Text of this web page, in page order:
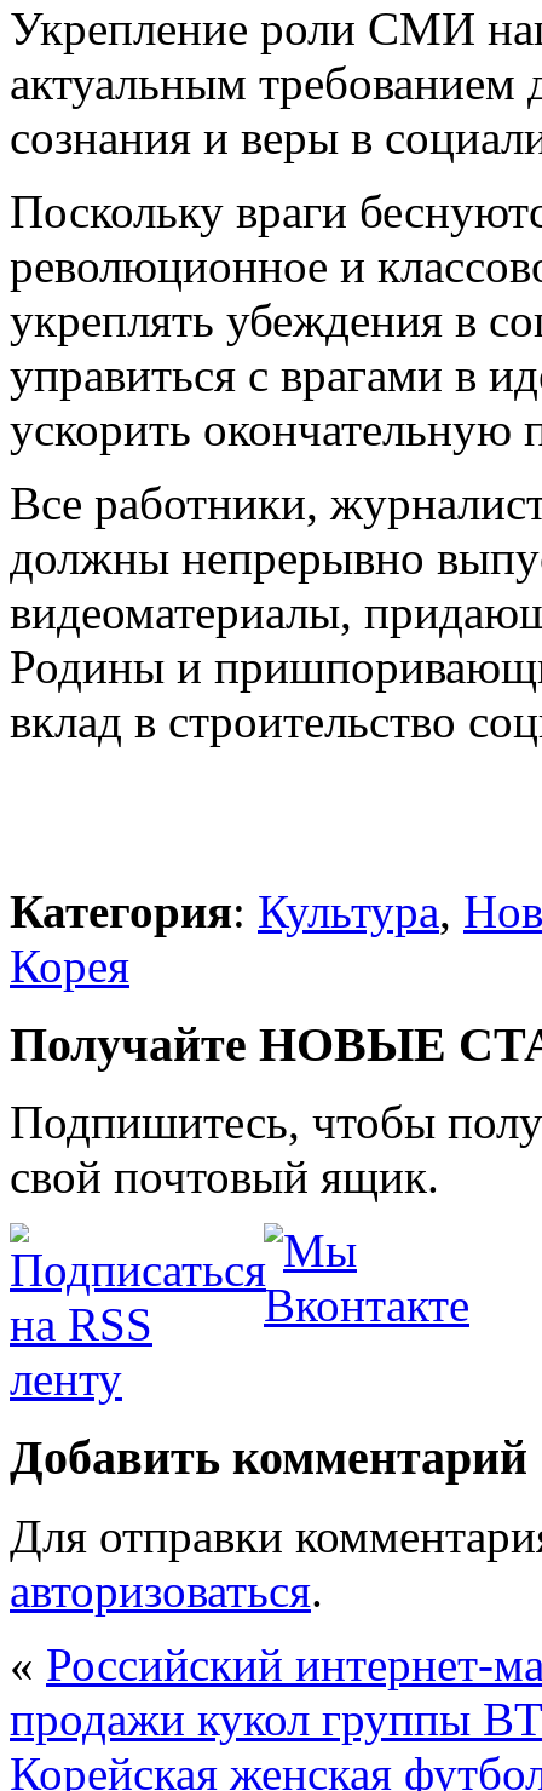
Укрепление роли СМИ
актуальным требованием
сознания и веры в
Поскольку враги
революционное и
укреплять убеждения в
управиться с врагами в
ускорить окончательную
Все работники,
должны непрерывно
видеоматериалы,
Родины и
вклад в строительство
Категория: Культура,
Корея
Получайте НОВЫЕ
Подпишитесь, чтобы
свой почтовый ящик.
Добавить комментарий
Для отправки
авторизоваться.
« Российский интернет-
продажи кукол группы
Корейская женская